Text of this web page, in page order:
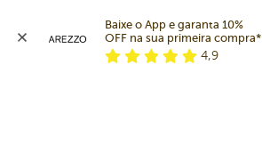
Baixe o App e garanta 10%
OFF na sua primeira compra*
4,9